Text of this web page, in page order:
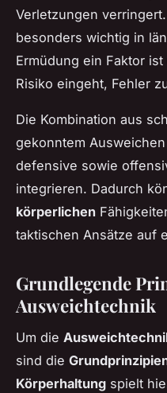
Verletzungen
besonders wichtig in
Ermüdung ein Faktor
Risiko eingeht, Fehler
Die Kombination aus
gekonntem
defensive sowie
integrieren. Dadurch
körperlichen
taktischen Ansätze auf
Grundlegende
Ausweichtechnik
Um die
sind die
Körperhaltung spielt